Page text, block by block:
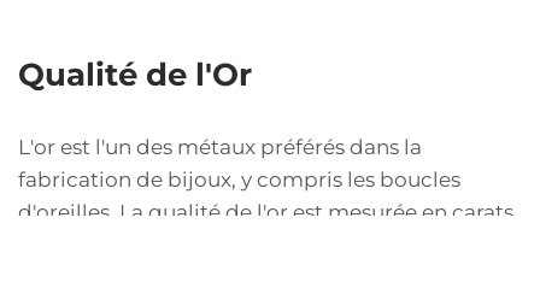
Qualité de l'Or
L'or est l'un des métaux préférés dans la
fabrication de bijoux, y compris les boucles
d'oreilles. La qualité de l'or est mesurée en carats,